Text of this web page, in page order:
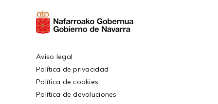
Aviso legal
Política de privacidad
Política de cookies
Política de devoluciones